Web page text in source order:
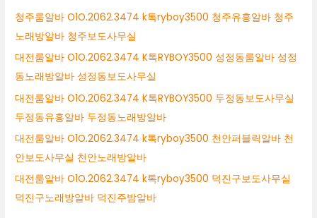
바
성
남
시
바
알
바
성
시
투
잡
바
청주룸알바 O1O.2062.3474 k톡ryboy3500 청주유흥알바 청주
노래방알바 청주보도사무실
대전룸알바 O1O.2062.3474 K톡RYBOY3500 성정동룸알바 성정
동노래방알바 성정동보도사무실
대전룸알바 O1O.2062.3474 K톡RYBOY3500 두정동보도사무실
두정동유흥알바 두정동노래방알바
대전룸알바 O1O.2062.3474 k톡ryboy3500 천안퍼블릭알바 천
안보도사무실 천안노래방알바
대전룸알바 O1O.2062.3474 k톡ryboy3500 덕진구보도사무실
덕진구노래방알바 덕진주밤알바